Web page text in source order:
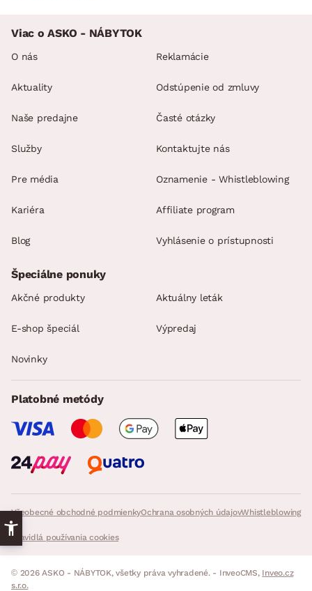
Viac o ASKO - NÁBYTOK
O nás
Aktuality
Naše predajne
Služby
Pre média
Kariéra
Blog
Reklamácie
Odstúpenie od zmluvy
Časté otázky
Kontaktujte nás
Oznamenie - Whistleblowing
Affiliate program
Vyhlásenie o prístupnosti
Všeobecné obchodné podmienkyOchrana osobných údajovWhistleblowing
Pravidlá používania cookies
Špeciálne ponuky
Akčné produkty Aktuálny leták
E-shop špeciál Výpredaj
Novinky
Platobné metódy
© 2026 ASKO - NÁBYTOK, všetky práva vyhradené. - InveoCMS, Inveo.cz
s.r.o.